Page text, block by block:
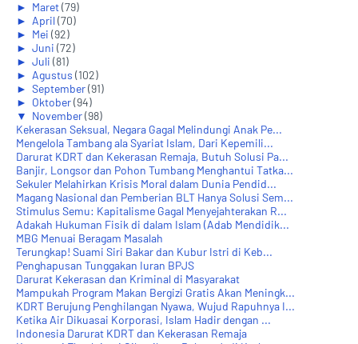
► Maret(79)
► April(70)
► Mei (92)
► Juni (72)
► Juli (81)
► Agustus (102)
► September(91)
► Oktober(94)
▼ November(98)
Kekerasan Seksual, Negara Gagal Melindungi Anak Pe...
Mengelola Tambang ala Syariat Islam, Dari Kepemili...
Darurat KDRT dan Kekerasan Remaja, Butuh Solusi Pa...
Banjir, Longsor dan Pohon Tumbang Menghantui Tatka...
Sekuler Melahirkan Krisis Moral dalam Dunia Pendid...
Magang Nasional dan Pemberian BLT Hanya Solusi Sem...
Stimulus Semu: Kapitalisme Gagal Menyejahterakan R...
Adakah Hukuman Fisik di dalam Islam (Adab Mendidik...
MBG Menuai Beragam Masalah
Terungkap! Suami Siri Bakar dan Kubur Istri di Keb...
Penghapusan Tunggakan Iuran BPJS
Darurat Kekerasan dan Kriminal di Masyarakat
Mampukah Program Makan Bergizi Gratis Akan Meningk...
KDRT Berujung Penghilangan Nyawa, Wujud Rapuhnya I...
Ketika Air Dikuasai Korporasi, Islam Hadir dengan ...
Indonesia Darurat KDRT dan Kekerasan Remaja